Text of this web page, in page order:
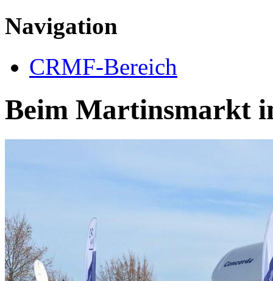
Navigation
CRMF-Bereich
Beim Martinsmarkt